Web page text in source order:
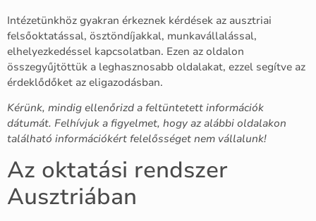
Intézetünkhöz gyakran érkeznek kérdések az ausztriai
felsőoktatással, ösztöndíjakkal, munkavállalással,
elhelyezkedéssel kapcsolatban. Ezen az oldalon
összegyűjtöttük a leghasznosabb oldalakat, ezzel segítve az
érdeklődőket az eligazodásban.
Kérünk, mindig ellenőrizd a feltüntetett információk
dátumát. Felhívjuk a figyelmet, hogy az alábbi oldalakon
található információkért felelősséget nem vállalunk!
Az oktatási rendszer
Ausztriában